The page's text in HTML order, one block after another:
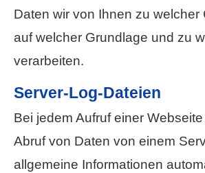
Daten wir von Ihnen zu welcher
auf welcher Grundlage und zu
verarbeiten.
Server-Log-Dateien
Bei jedem Aufruf einer
Abruf von Daten von einem
allgemeine Informationen